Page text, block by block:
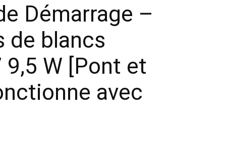
Démarrage –
de blancs
W [Pont et
avec